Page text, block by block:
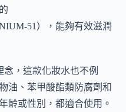
51），能夠有效滋潤
，這款化妝水也不例
油、苯甲酸酯類防腐劑和
齡或性別，都適合使用。